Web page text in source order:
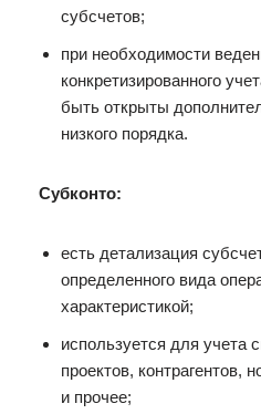
субсчетов;
при необходимости
конкретизированного
быть открыты
низкого порядка.
Субконто:
есть детализация
определенного вида
характеристикой;
используется для учета
проектов, контрагентов,
и прочее;